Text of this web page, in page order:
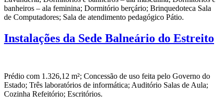
banheiros – ala feminina; Dormitório berçário; Brinquedoteca Sala
de Computadores; Sala de atendimento pedagógico Pátio.
Instalações da Sede Balneário do Estreito
Prédio com 1.326,12 m²; Concessão de uso feita pelo Governo do
Estado; Três laboratórios de informática; Auditório Salas de Aula;
Cozinha Refeitório; Escritórios.